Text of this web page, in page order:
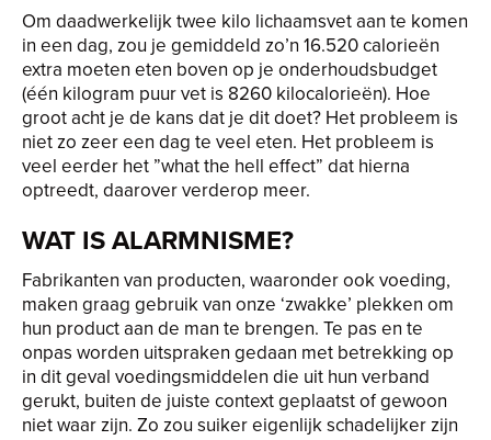
Om daadwerkelijk twee kilo lichaamsvet aan te komen
in een dag, zou je gemiddeld zo’n 16.520 calorieën
extra moeten eten boven op je onderhoudsbudget
(één kilogram puur vet is 8260 kilocalorieën). Hoe
groot acht je de kans dat je dit doet? Het probleem is
niet zo zeer een dag te veel eten. Het probleem is
veel eerder het ”what the hell effect” dat hierna
optreedt, daarover verderop meer.
WAT IS ALARMNISME?
Fabrikanten van producten, waaronder ook voeding,
maken graag gebruik van onze ‘zwakke’ plekken om
hun product aan de man te brengen. Te pas en te
onpas worden uitspraken gedaan met betrekking op
in dit geval voedingsmiddelen die uit hun verband
gerukt, buiten de juiste context geplaatst of gewoon
niet waar zijn. Zo zou suiker eigenlijk schadelijker zijn